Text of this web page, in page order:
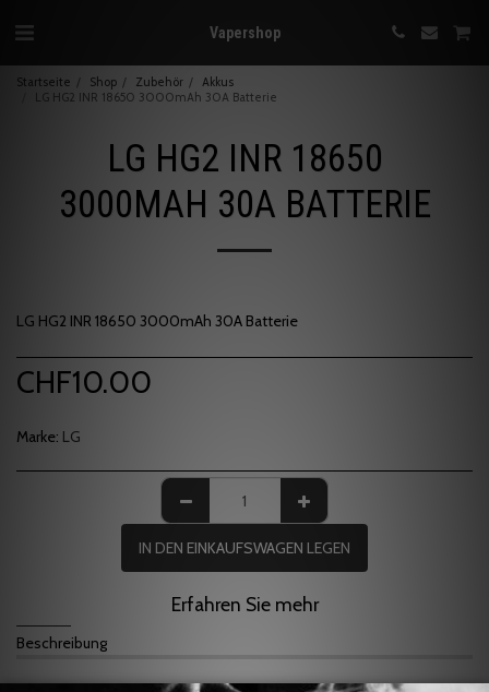
Vapershop
Startseite Shop Zubehör
Akkus
LG HG2 INR 18650 3000mAh 30A Batterie
LG HG2 INR 18650
3000MAH 30A BATTERIE
LG HG2 INR 18650 3000mAh 30A Batterie
CHF10.00
Marke: LG
IN DEN EINKAUFSWAGEN LEGEN
Erfahren Sie mehr
Beschreibung